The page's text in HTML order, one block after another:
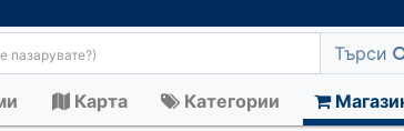
Търси
Карта Категории